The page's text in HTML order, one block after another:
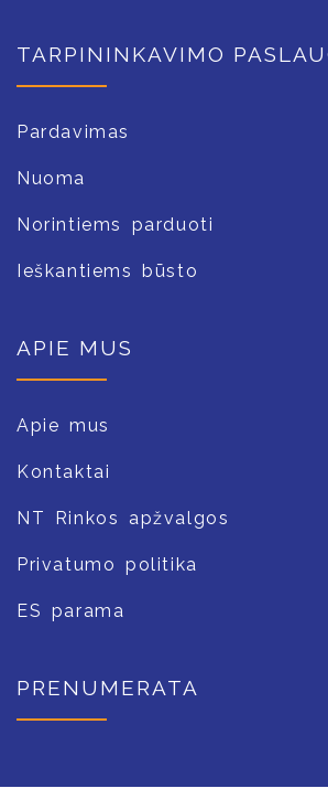
TARPININKAVIMO
Pardavimas
Nuoma
Norintiems parduoti
Ieškantiems būsto
APIE MUS
Apie mus
Kontaktai
NT Rinkos apžvalgos
Privatumo politika
ES parama
PRENUMERATA